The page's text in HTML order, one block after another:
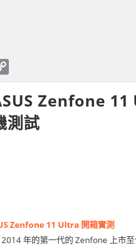
Zenfone
測試
Zenfone 11 Ultra 開箱實測
年的第一代的 Zenfone 上市